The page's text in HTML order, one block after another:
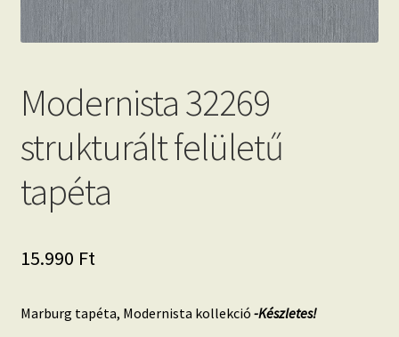
Modernista 32269
strukturált felületű
tapéta
15.990 Ft
Marburg tapéta, Modernista kollekció -Készletes!